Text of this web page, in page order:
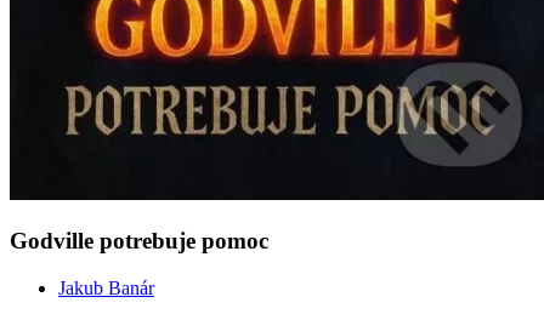
Godville potrebuje pomoc
Jakub Banár